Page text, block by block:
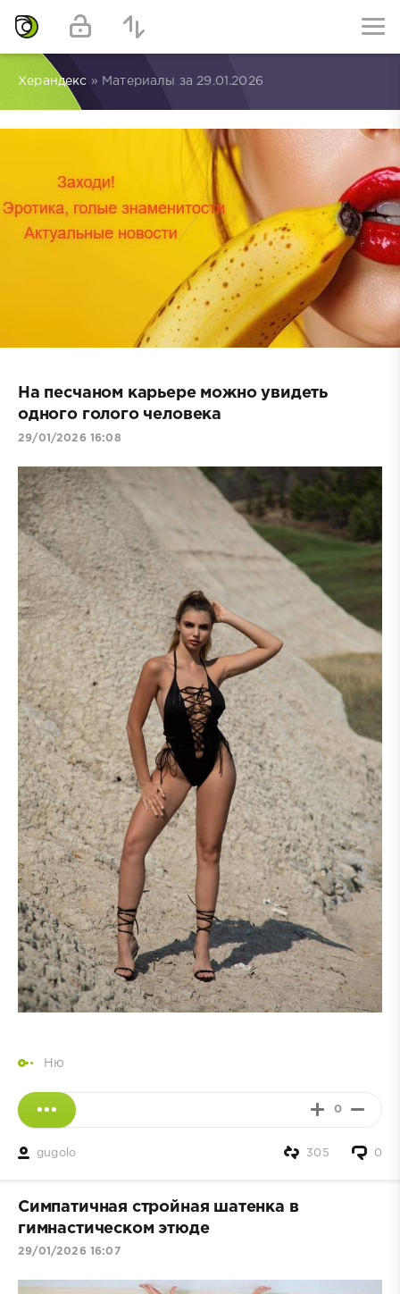
Херандекс » Материалы за 29.01.2026
На песчаном карьере можно увидеть
одного голого человека
29/01/2026 16:08
Ню
0
gugolo 0
305
Симпатичная стройная шатенка в
гимнастическом этюде
29/01/2026 16:07